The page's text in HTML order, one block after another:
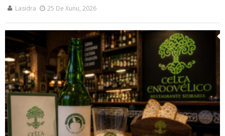
Lasidra 25 De Xunu, 2026